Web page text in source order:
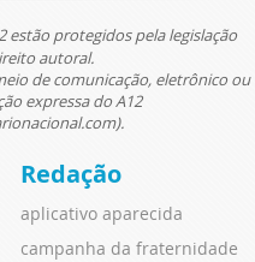
estão protegidos pela legislação
autoral.
de comunicação, eletrônico ou
expressa do A12
Redação
aplicativo aparecida
campanha da fraternidade